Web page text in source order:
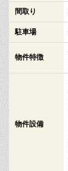
間取り
駐車場
物件特徴
物件設備